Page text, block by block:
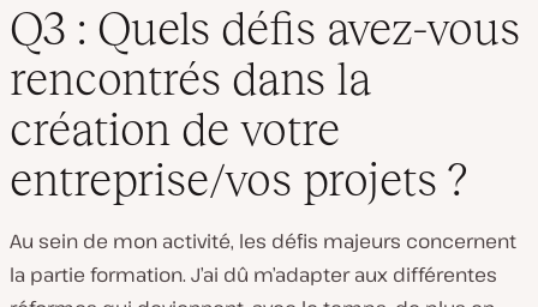
Q3 : Quels défis avez-vous
rencontrés dans la
création de votre
entreprise/vos projets ?
Au sein de mon activité, les défis majeurs concernent
la partie formation. J’ai dû m’adapter aux différentes